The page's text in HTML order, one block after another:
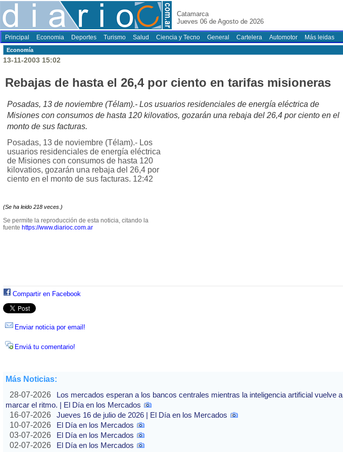
Catamarca
Jueves 06 de Agosto de 2026
Principal Economia Deportes Turismo Salud Ciencia y Tecno General Cartelera Automotor Más leidas
Economí­a
13-11-2003 15:02
Rebajas de hasta el 26,4 por ciento en tarifas misioneras
Posadas, 13 de noviembre (Télam).- Los usuarios residenciales de energía eléctrica de
Misiones con consumos de hasta 120 kilovatios, gozarán una rebaja del 26,4 por ciento en el
monto de sus facturas.
Posadas, 13 de noviembre (Télam).- Los
usuarios residenciales de energía eléctrica
de Misiones con consumos de hasta 120
kilovatios, gozarán una rebaja del 26,4 por
ciento en el monto de sus facturas. 12:42
(Se ha leido 218 veces.)
Se permite la reproducción de esta noticia, citando la
fuente https://www.diarioc.com.ar
Compartir en Facebook
Enviar noticia por email!
Enviá tu comentario!
Más Noticias:
28-07-2026
Los mercados esperan a los bancos centrales mientras la inteligencia artificial vuelve a
marcar el ritmo. | El Día en los Mercados
16-07-2026
Jueves 16 de julio de 2026 | El Día en los Mercados
10-07-2026
El Día en los Mercados
03-07-2026
El Día en los Mercados
02-07-2026
El Día en los Mercados